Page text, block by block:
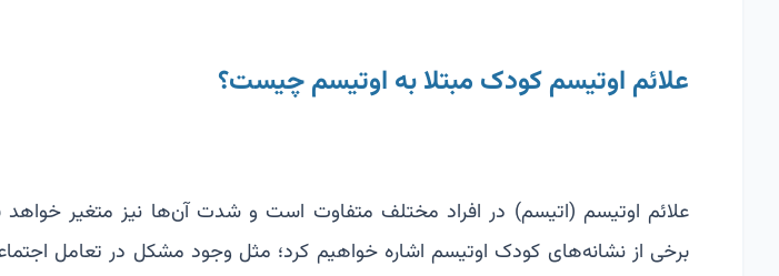
علائم اوتیسم کودک مبتلا به اوتیسم چیست؟
علائم اوتیسم (اتیسم) در افراد مختلف متفاوت است و شدت آن‌ها نیز متغیر خواهد
برخی از نشانه‌های کودک اوتیسم اشاره خواهیم کرد؛ مثل وجود مشکل در تعامل